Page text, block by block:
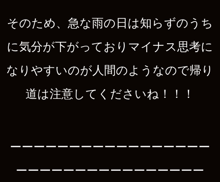
そのため、急な雨の日は知らずのうち
に気分が下がっておりマイナス思考に
なりやすいのが人間のようなので帰り
道は注意してくださいね！！！
ーーーーーーーーーーーーーーーーー
ーーーーーーーーーーーーーーーー